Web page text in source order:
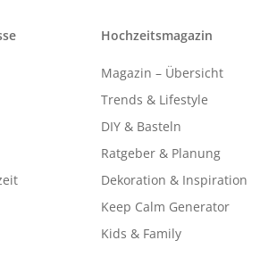
Hochzeitsmagazin
Magazin – Übersicht
Trends & Lifestyle
DIY & Basteln
Ratgeber & Planung
Dekoration & Inspiration
Keep Calm Generator
Kids & Family